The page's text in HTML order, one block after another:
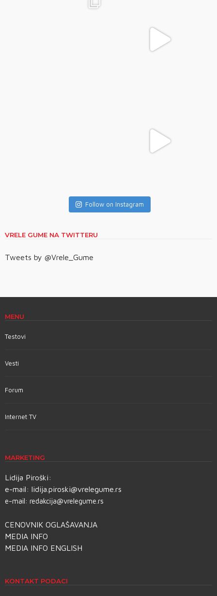
Follow on Instagram
VRELE GUME NA TWITTERU
Tweets by @Vrele_Gume
MENU
Testovi
Vesti
Forum
Internet TV
MARKETING
Lidija Piroški:
e-mail: lidija.piroski@vrelegume.rs
e-mail: redakcija@vrelegume.rs
CENOVNIK OGLAŠAVANJA
MEDIA INFO
MEDIA INFO ENGLISH
KONTAKT PODACI